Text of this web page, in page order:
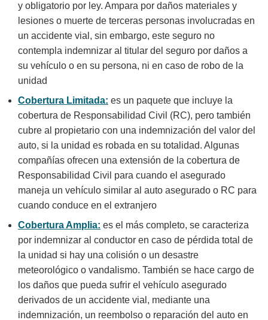
y obligatorio por ley. Ampara por daños materiales y
lesiones o muerte de terceras personas involucradas en
un accidente vial, sin embargo, este seguro no
contempla indemnizar al titular del seguro por daños a
su vehículo o en su persona, ni en caso de robo de la
unidad
Cobertura Limitada: es un paquete que incluye la
cobertura de Responsabilidad Civil (RC), pero también
cubre al propietario con una indemnización del valor del
auto, si la unidad es robada en su totalidad. Algunas
compañías ofrecen una extensión de la cobertura de
Responsabilidad Civil para cuando el asegurado
maneja un vehículo similar al auto asegurado o RC para
cuando conduce en el extranjero
Cobertura Amplia: es el más completo, se caracteriza
por indemnizar al conductor en caso de pérdida total de
la unidad si hay una colisión o un desastre
meteorológico o vandalismo. También se hace cargo de
los daños que pueda sufrir el vehículo asegurado
derivados de un accidente vial, mediante una
indemnización, un reembolso o reparación del auto en